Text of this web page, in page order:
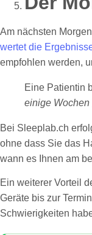
Am nächsten
wertet die
empfohlen werden,
Eine Patientin
einige Wochen
Bei Sleeplab.ch
ohne dass Sie das
wann es Ihnen am
Ein weiterer Vorteil
Geräte bis zur
Schwierigkeiten